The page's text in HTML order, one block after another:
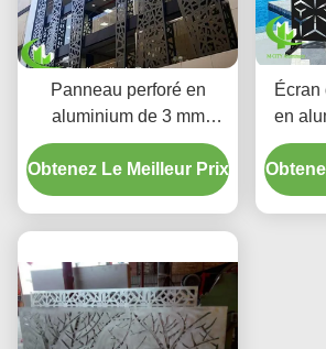
Panneau perforé en
aluminium de 3 mm
d'épaisseur avec
revêtement en poudre et
couleurs RAL
Obtenez Le Meilleur Prix
Écran
en
RAL